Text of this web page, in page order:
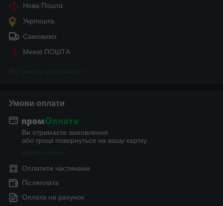
Нова Пошта
Укрпошта
Самовивіз
Meest ПОШТА
Умови оплати
Ви отримаєте замовлення
або гроші повернуться на вашу картку
Оплатити частинами
Післяплата
Оплата на рахунок